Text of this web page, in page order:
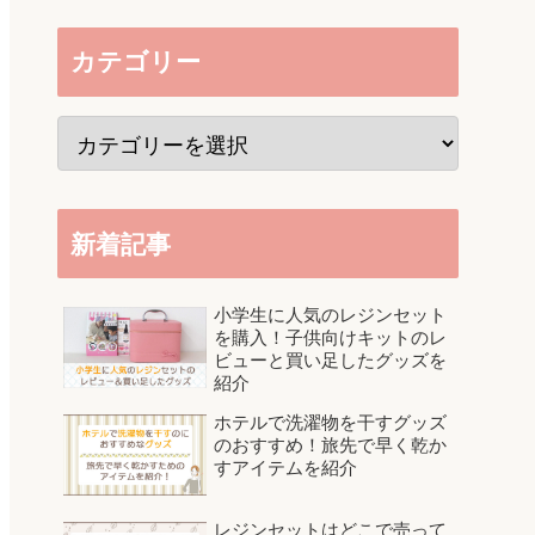
カテゴリー
新着記事
小学生に人気のレジンセット
を購入！子供向けキットのレ
ビューと買い足したグッズを
紹介
ホテルで洗濯物を干すグッズ
のおすすめ！旅先で早く乾か
すアイテムを紹介
レジンセットはどこで売って